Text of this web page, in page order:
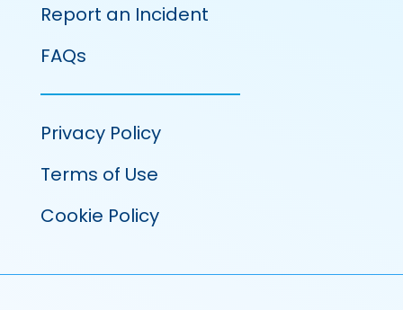
Report an Incident
FAQs
Privacy Policy
Terms of Use
Cookie Policy